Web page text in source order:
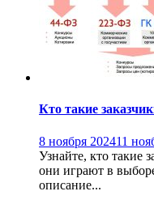
Кто такие
8 ноября 202411
Узнайте, кто такие
они играют в
описание...